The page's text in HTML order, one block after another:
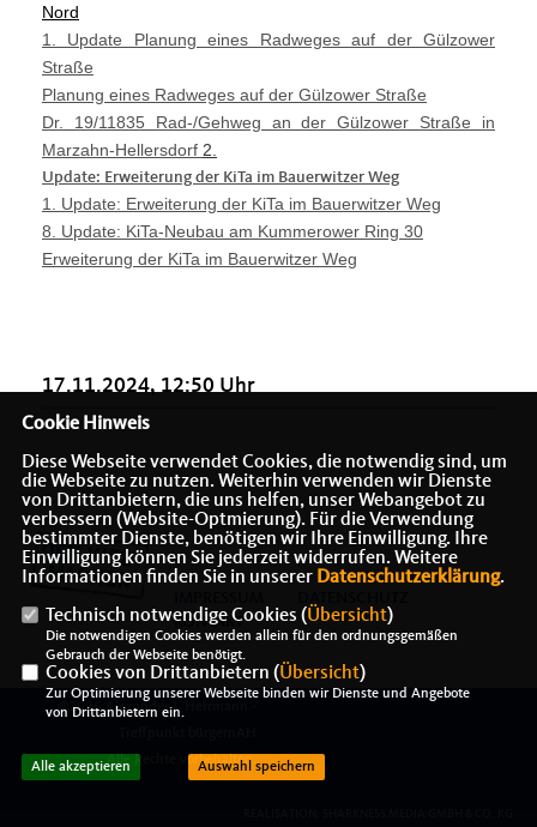
Nord
1. Update Planung eines Radweges auf der Gülzower
Straße
Planung eines Radweges auf der Gülzower Straße
Dr. 19/11835 Rad-/Gehweg an der Gülzower Straße in
Marzahn-Hellersdorf 2.
Update: Erweiterung der KiTa im Bauerwitzer Weg
1. Update: Erweiterung der KiTa im Bauerwitzer Weg
8. Update: KiTa-Neubau am Kummerower Ring 30
Erweiterung der KiTa im Bauerwitzer Weg
17.11.2024, 12:50 Uhr
KONTAKT
@2026 Alexander J. Herrmann -
Alle Rechte vorbehalten.
Cookie Hinweis
Diese Webseite verwendet Cookies, die notwendig sind, um
die Webseite zu nutzen. Weiterhin verwenden wir Dienste
von Drittanbietern, die uns helfen, unser Webangebot zu
verbessern (Website-Optmierung). Für die Verwendung
bestimmter Dienste, benötigen wir Ihre Einwilligung. Ihre
Einwilligung können Sie jederzeit widerrufen. Weitere
Informationen finden Sie in unserer Datenschutzerklärung.
Technisch notwendige Cookies (Übersicht)
Die notwendigen Cookies werden allein für den ordnungsgemäßen
Gebrauch der Webseite benötigt.
Cookies von Drittanbietern (Übersicht)
Zur Optimierung unserer Webseite binden wir Dienste und Angebote
von Drittanbietern ein.
Alle akzeptieren Auswahl speichern